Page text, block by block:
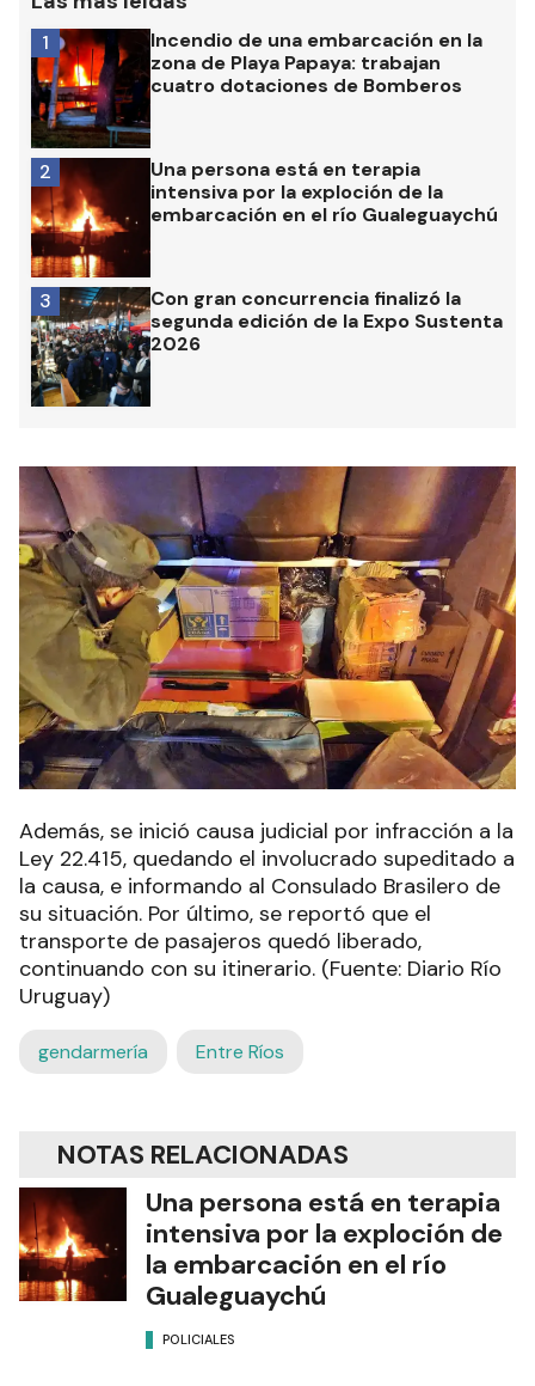
Incendio de una embarcación en la
zona de Playa Papaya: trabajan
cuatro dotaciones de Bomberos
1
Una persona está en terapia
intensiva por la exploción de la
embarcación en el río Gualeguaychú
2
Con gran concurrencia finalizó la
segunda edición de la Expo Sustenta
2026
3
Además, se inició causa judicial por infracción a la
Ley 22.415, quedando el involucrado supeditado a
la causa, e informando al Consulado Brasilero de
su situación. Por último, se reportó que el
transporte de pasajeros quedó liberado,
continuando con su itinerario. (Fuente: Diario Río
Uruguay)
gendarmería Entre Ríos
NOTAS RELACIONADAS
Una persona está en terapia
intensiva por la exploción de
la embarcación en el río
Gualeguaychú
POLICIALES